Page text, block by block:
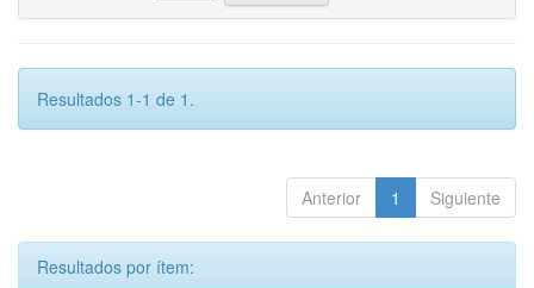
Resultados 1-1 de 1.
Anterior 1 Siguiente
Resultados por ítem: